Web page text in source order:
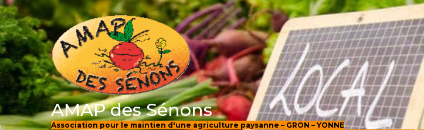
Skip
to
content
AMAP des Sénons
Association pour le maintien d'une agriculture paysanne – GRON – YONNE